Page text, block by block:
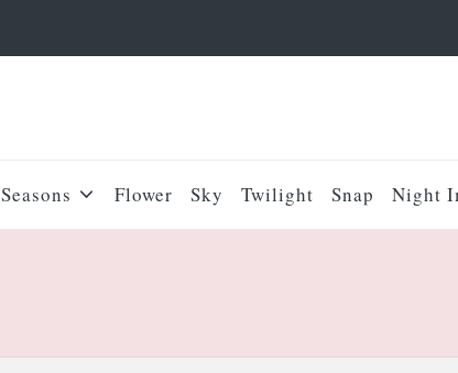
Seasons Flower Sky Twilight Snap Night